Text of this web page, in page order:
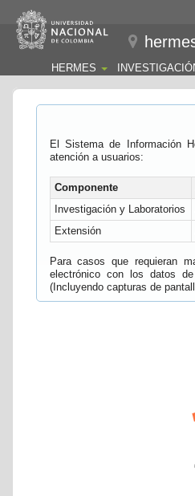
HERMES
El Sistema de Información
atención a usuarios:
Componente
Investigación y Laboratorios
Extensión
Para casos que requieran
electrónico con los datos
(Incluyendo capturas de